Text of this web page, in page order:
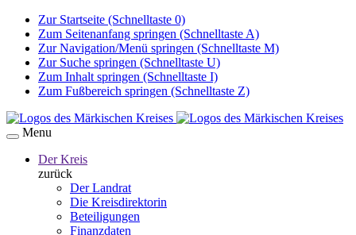
Zur Startseite (Schnelltaste 0)
Zum Seitenanfang springen (Schnelltaste A)
Zur Navigation/Menü springen (Schnelltaste M)
Zur Suche springen (Schnelltaste U)
Zum Inhalt springen (Schnelltaste I)
Zum Fußbereich springen (Schnelltaste Z)
Menu
Der Kreis
zurück
Der Landrat
Die Kreisdirektorin
Beteiligungen
Finanzdaten